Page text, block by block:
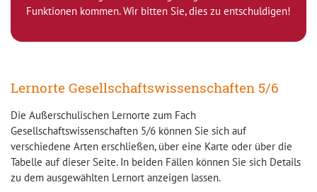
Funktionen kommen. Wir bitten Sie, dies zu entschuldigen!
Lernorte Gesellschaftswissenschaften 5/6
Die Außerschulischen Lernorte zum Fach
Gesellschaftswissenschaften 5/6 können Sie sich auf
verschiedene Arten erschließen, über eine Karte oder über die
Tabelle auf dieser Seite. In beiden Fällen können Sie sich Details
zu dem ausgewählten Lernort anzeigen lassen.